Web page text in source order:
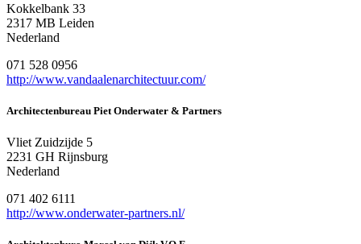
Kokkelbank 33
2317 MB Leiden
Nederland
071 528 0956
http://www.vandaalenarchitectuur.com/
Architectenbureau Piet Onderwater & Partners
Vliet Zuidzijde 5
2231 GH Rijnsburg
Nederland
071 402 6111
http://www.onderwater-partners.nl/